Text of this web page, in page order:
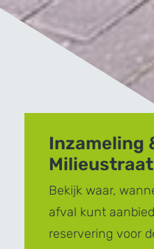
Inzameling
Milieustraat
Bekijk waar,
afval kunt
reservering voor